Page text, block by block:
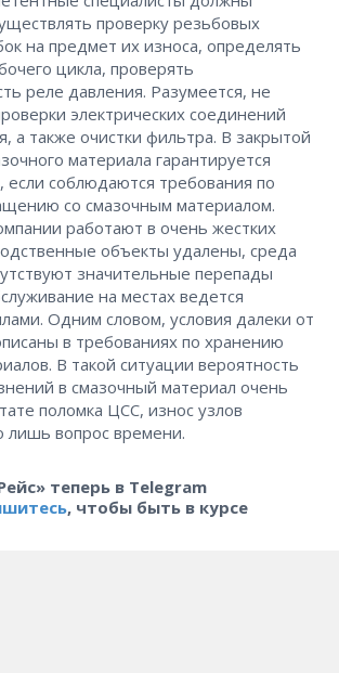
проверку резьбовых
на предмет их износа, определять
цикла, проверять
реле давления. Разумеется, не
электрических соединений
а также очистки фильтра. В закрытой
материала гарантируется
если соблюдаются требования по
со смазочным материалом.
работают в очень жестких
объекты удалены, среда
значительные перепады
на местах ведется
Одним словом, условия далеки от
в требованиях по хранению
В такой ситуации вероятность
в смазочный материал очень
поломка ЦСС, износ узлов
лишь вопрос времени.
теперь в Telegram
, чтобы быть в курсе